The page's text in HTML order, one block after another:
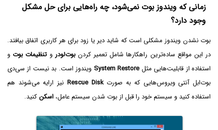
زمانی که ویندوز بوت نمی‌شود، چه راه‌هایی برای حل مشکل
وجود دارد؟
بوت نشدن ویندوز مشکلی است که شاید دیر یا زود برای هر کاربری اتفاق بیافتد.
در این مواقع ساده‌ترین راهکارها شامل تعمیر کردنبوت‌لودر وتنظیمات بوت و
استفاده از قابلیت‌هایی مثلSystem Restore‌ ویندوز است. بد نیست از سی‌دی
بوت‌ابل آنتی ویروس‌هایی که به صورتRescue Disk نیز ارایه می‌شوند هم
استفاده کنید و سیستم خود را قبل از بوت شدن سیستم عامل، اسکنکنید.